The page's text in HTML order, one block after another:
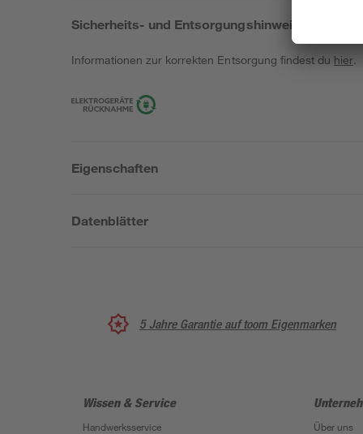
Sicherheits- und Entsorgungshinweise
Informationen zur korrekten Entsorgung findest du hier.
Eigenschaften
Datenblätter
5 Jahre Garantie auf toom Eigenmarken
Wissen & Service
Handwerksservice
Über uns